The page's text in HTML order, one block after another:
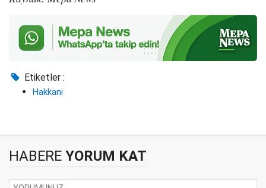
Etiketler :
Hakkani
HABERE YORUM KAT